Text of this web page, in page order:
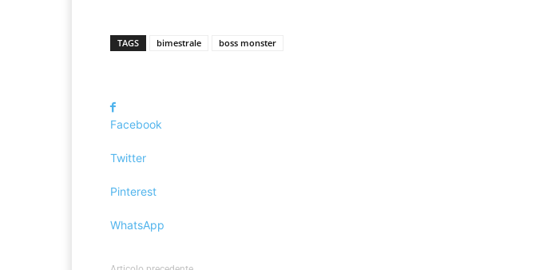
TAGS bimestrale boss monster
Facebook
Twitter
Pinterest
WhatsApp